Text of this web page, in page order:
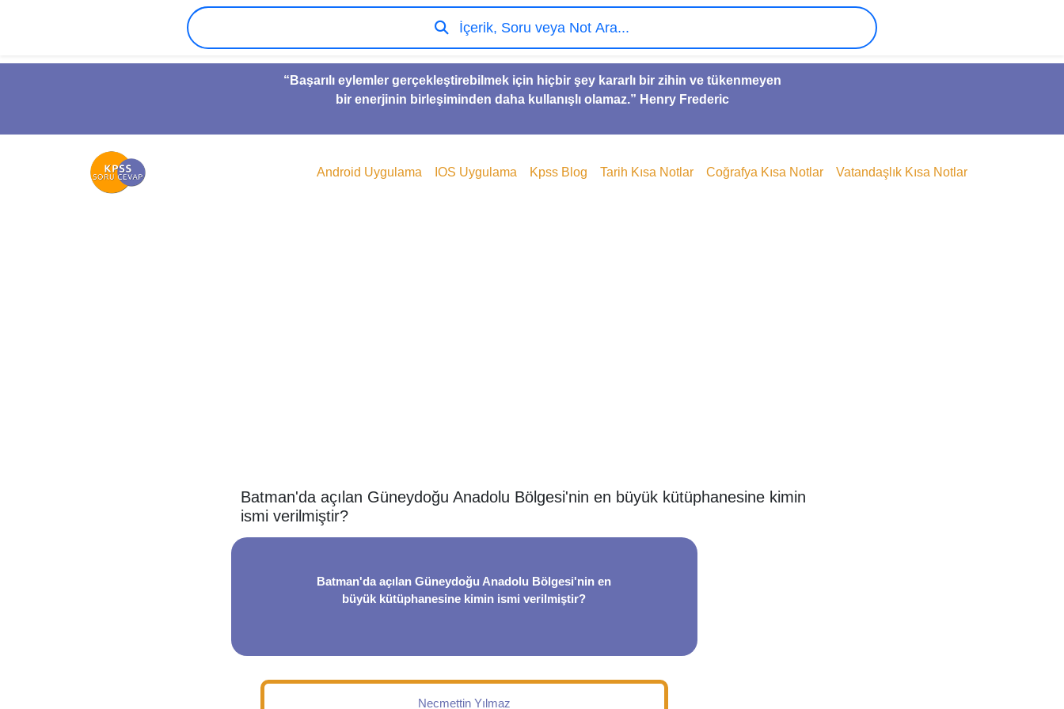
“Başarılı eylemler gerçekleştirebilmek için hiçbir şey kararlı bir zihin ve tükenmeyen
bir enerjinin birleşiminden daha kullanışlı olamaz.” Henry Frederic
İçerik, Soru veya Not Ara...
Android Uygulama IOS Uygulama Kpss Blog Tarih Kısa Notlar Coğrafya Kısa Notlar Vatandaşlık Kısa Notlar
Batman'da açılan Güneydoğu Anadolu Bölgesi'nin en büyük kütüphanesine kimin
ismi verilmiştir?
Batman'da açılan Güneydoğu Anadolu Bölgesi'nin en
büyük kütüphanesine kimin ismi verilmiştir?
Necmettin Yılmaz